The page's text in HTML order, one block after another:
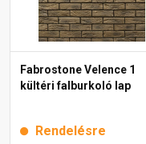
Fabrostone Velence 1
kültéri falburkoló lap
Rendelésre